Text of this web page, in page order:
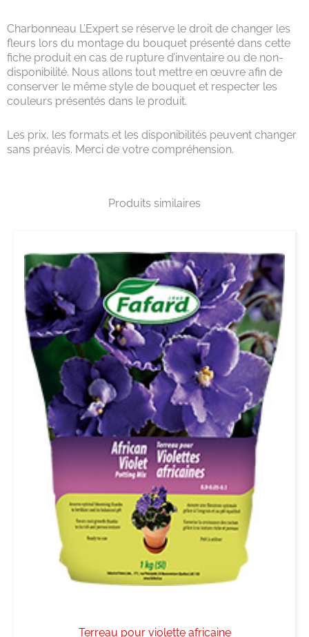
Charbonneau L’Expert se réserve le droit de changer les
fleurs lors du montage du bouquet présenté dans cette
fiche produit en cas de rupture d’inventaire ou de non-
disponibilité. Nous allons tout mettre en œuvre afin de
conserver le même style de bouquet et respecter les
couleurs présentés dans le produit.
Les prix, les formats et les disponibilités peuvent changer
sans préavis. Merci de votre compréhension.
Produits similaires
Terreau pour violette africaine